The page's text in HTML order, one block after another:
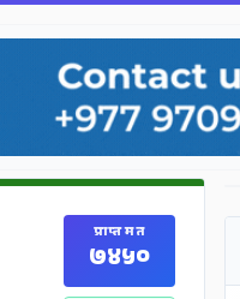
प्राप्त मत
७४५०